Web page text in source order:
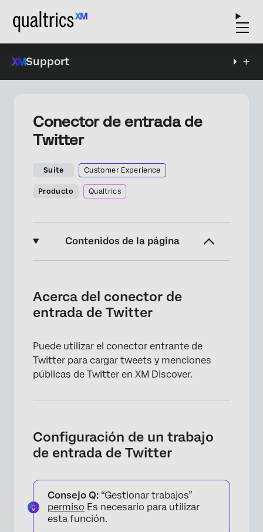
Support
Conector de entrada de
Twitter
Suite Customer Experience
Producto Qualtrics
Contenidos de la página
Configuración de un trabajo de entrada de
Acerca del conector de
entrada de Twitter
Puede utilizar el conector entrante de
Twitter para cargar tweets y menciones
públicas de Twitter en XM Discover.
Configuración de un trabajo
de entrada de Twitter
Consejo Q: “Gestionar trabajos”
permiso Es necesario para utilizar
esta función.